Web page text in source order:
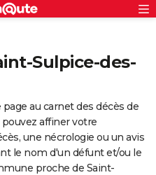
Sulpice-des-
au carnet des décès de
affiner votre
une nécrologie ou un avis
le nom d'un défunt et/ou le
proche de Saint-